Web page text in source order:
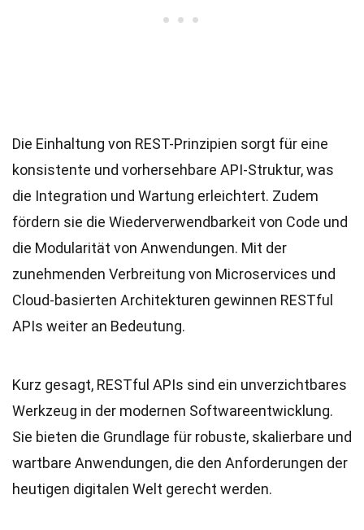
Die Einhaltung von REST-Prinzipien sorgt für eine
konsistente und vorhersehbare API-Struktur, was
die Integration und Wartung erleichtert. Zudem
fördern sie die Wiederverwendbarkeit von Code und
die Modularität von Anwendungen. Mit der
zunehmenden Verbreitung von Microservices und
Cloud-basierten Architekturen gewinnen RESTful
APIs weiter an Bedeutung.
Kurz gesagt, RESTful APIs sind ein unverzichtbares
Werkzeug in der modernen Softwareentwicklung.
Sie bieten die Grundlage für robuste, skalierbare und
wartbare Anwendungen, die den Anforderungen der
heutigen digitalen Welt gerecht werden.